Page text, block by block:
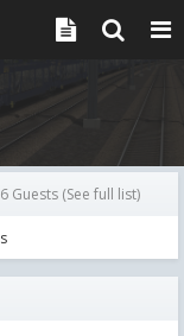
Guests (See full list)